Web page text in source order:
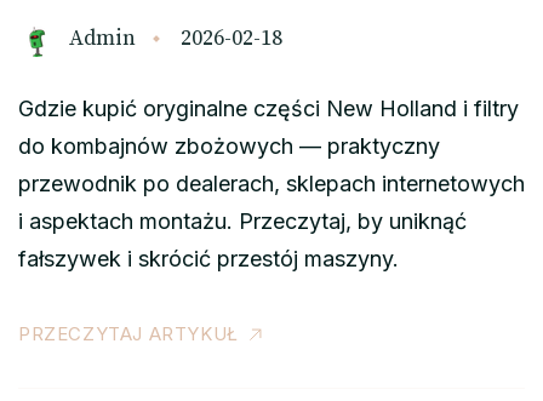
Admin 2026-02-18
Gdzie kupić oryginalne części New Holland i filtry
do kombajnów zbożowych — praktyczny
przewodnik po dealerach, sklepach internetowych
i aspektach montażu. Przeczytaj, by uniknąć
fałszywek i skrócić przestój maszyny.
PRZECZYTAJ ARTYKUŁ